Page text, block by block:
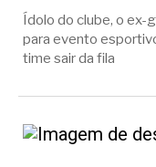
Ídolo do clube, o ex-
para evento
time sair da fila